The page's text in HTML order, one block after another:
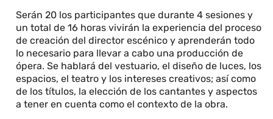
Serán 20 los participantes que durante 4 sesiones y
un total de 16 horas vivirán la experiencia del proceso
de creación del director escénico y aprenderán todo
lo necesario para llevar a cabo una producción de
ópera. Se hablará del vestuario, el diseño de luces, los
espacios, el teatro y los intereses creativos; así como
de los títulos, la elección de los cantantes y aspectos
a tener en cuenta como el contexto de la obra.